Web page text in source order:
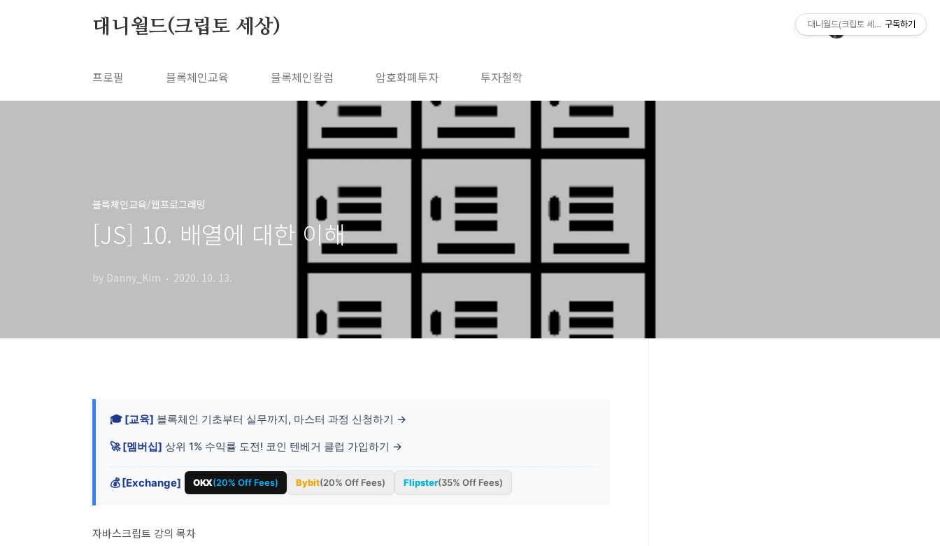
대니월드(크립토 세상)
프로필 블록체인교육 블록체인칼럼 암호화폐투자 투자철학
블록체인교육/웹프로그래밍
[JS] 10. 배열에 대한 이해
by Danny_Kim 2020. 10. 13.
🎓 [교육] 블록체인 기초부터 실무까지, 마스터 과정 신청하기 →
🚀 [멤버십] 상위 1% 수익률 도전! 코인 텐베거 클럽 가입하기 →
💰 [Exchange] OKX(20% Off Fees) Bybit(20% Off Fees) Flipster(35% Off Fees)
자바스크립트 강의 목차
대니월드(크립토 세상) 구독하기